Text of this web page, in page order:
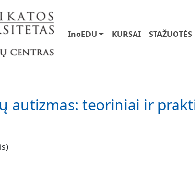
Main navigation
InoEDU KURSAI STAŽUOTĖS
autizmas: teoriniai ir